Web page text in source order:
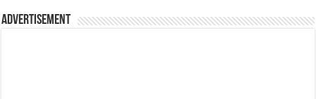
Advertisement